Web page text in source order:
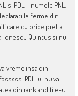
si PDL – numele PNL.
ferme din
cu orice pret a
Ionescu Quintus si nu
vreme insa din
PDL-ul nu va
din rank and file-ul